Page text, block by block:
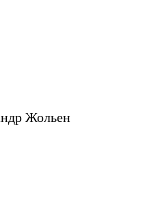
Жольен